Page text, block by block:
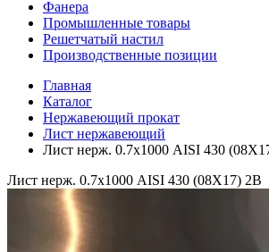
Фанера
Промышленные товары
Решетчатый настил
Производственные позиции
Главная
Каталог
Нержавеющий прокат
Лист нержавеющий
Лист нерж. 0.7х1000 AISI 430
Лист нерж. 0.7х1000 AISI 430 (08Х17) 2B